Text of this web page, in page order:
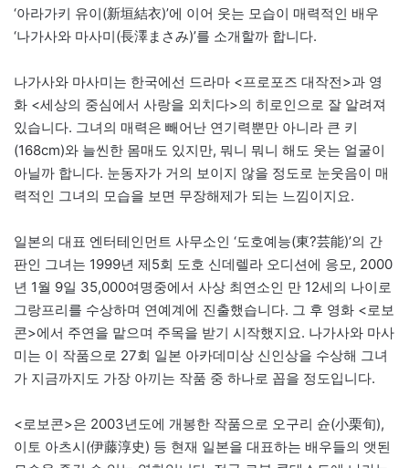
‘아라가키 유이(新垣結衣)’에 이어 웃는 모습이 매력적인 배우
‘나가사와 마사미(長澤まさみ)’를 소개할까 합니다.
나가사와 마사미는 한국에선 드라마 <프로포즈 대작전>과 영
화 <세상의 중심에서 사랑을 외치다>의 히로인으로 잘 알려져
있습니다. 그녀의 매력은 빼어난 연기력뿐만 아니라 큰 키
(168cm)와 늘씬한 몸매도 있지만, 뭐니 뭐니 해도 웃는 얼굴이
아닐까 합니다. 눈동자가 거의 보이지 않을 정도로 눈웃음이 매
력적인 그녀의 모습을 보면 무장해제가 되는 느낌이지요.
일본의 대표 엔터테인먼트 사무소인 ‘도호예능(東?芸能)’의 간
판인 그녀는 1999년 제5회 도호 신데렐라 오디션에 응모, 2000
년 1월 9일 35,000여명중에서 사상 최연소인 만 12세의 나이로
그랑프리를 수상하며 연예계에 진출했습니다. 그 후 영화 <로보
콘>에서 주연을 맡으며 주목을 받기 시작했지요. 나가사와 마사
미는 이 작품으로 27회 일본 아카데미상 신인상을 수상해 그녀
가 지금까지도 가장 아끼는 작품 중 하나로 꼽을 정도입니다.
<로보콘>은 2003년도에 개봉한 작품으로 오구리 슌(小栗旬),
이토 아츠시(伊藤淳史) 등 현재 일본을 대표하는 배우들의 앳된